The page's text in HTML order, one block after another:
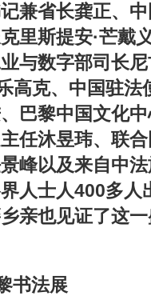
兼省长龚正、
里斯提安·芒戴
与数字部司长
高克、中国驻
巴黎中国文化
任沐昱玮、联
峰以及来自中
人士人400多人
亲也见证了这
书法展